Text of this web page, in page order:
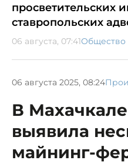
просветительских
ставропольских
06 августа, 07:41Общество
06 августа 2025, 08:24
В
выявила
майнинг-